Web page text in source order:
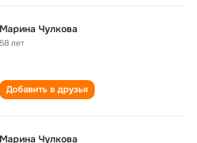
Марина Чулкова
58 лет
Добавить в друзья
Марина Чулкова